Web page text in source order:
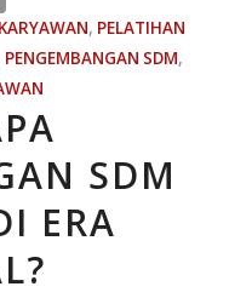
, PELATIHAN
PENGEMBANGAN SDM,
SDM
ERA